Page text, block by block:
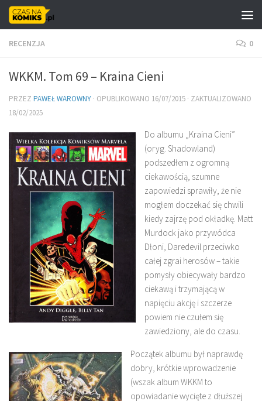
Skip to content
RECENZJA 0
WKKM. Tom 69 – Kraina Cieni
PRZEZ PAWEŁ WAROWNY · OPUBLIKOWANO 16/07/2015 · ZAKTUALIZOWANO
18/02/2025
Do albumu „Kraina Cieni”
(oryg. Shadowland)
podszedłem z ogromną
ciekawością, szumne
zapowiedzi sprawiły, że nie
mogłem doczekać się chwili
kiedy zajrzę pod okładkę. Matt
Murdock jako przywódca
Dłoni, Daredevil przeciwko
całej zgrai herosów – takie
pomysły obiecywały bardzo
ciekawą i trzymającą w
napięciu akcję i szczerze
powiem nie czułem się
zawiedziony, ale do czasu.
Początek albumu był naprawdę
dobry, krótkie wprowadzenie
(wszak album WKKM to
opowiadanie wycięte z dłuższej